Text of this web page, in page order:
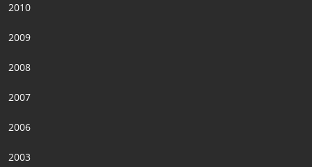
2010
2009
2008
2007
2006
2003